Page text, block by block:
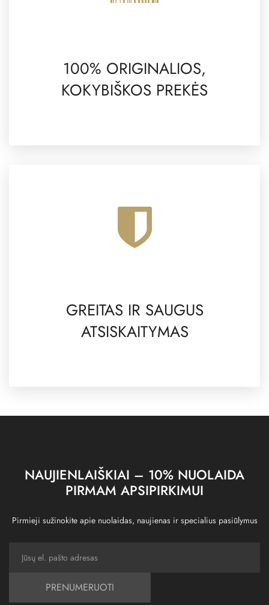
100% ORIGINALIOS,
KOKYBIŠKOS PREKĖS
GREITAS IR SAUGUS
ATSISKAITYMAS
NAUJIENLAIŠKIAI – 10% NUOLAIDA
PIRMAM APSIPIRKIMUI
Pirmieji sužinokite apie nuolaidas, naujienas ir specialius pasiūlymus
PRENUMERUOTI